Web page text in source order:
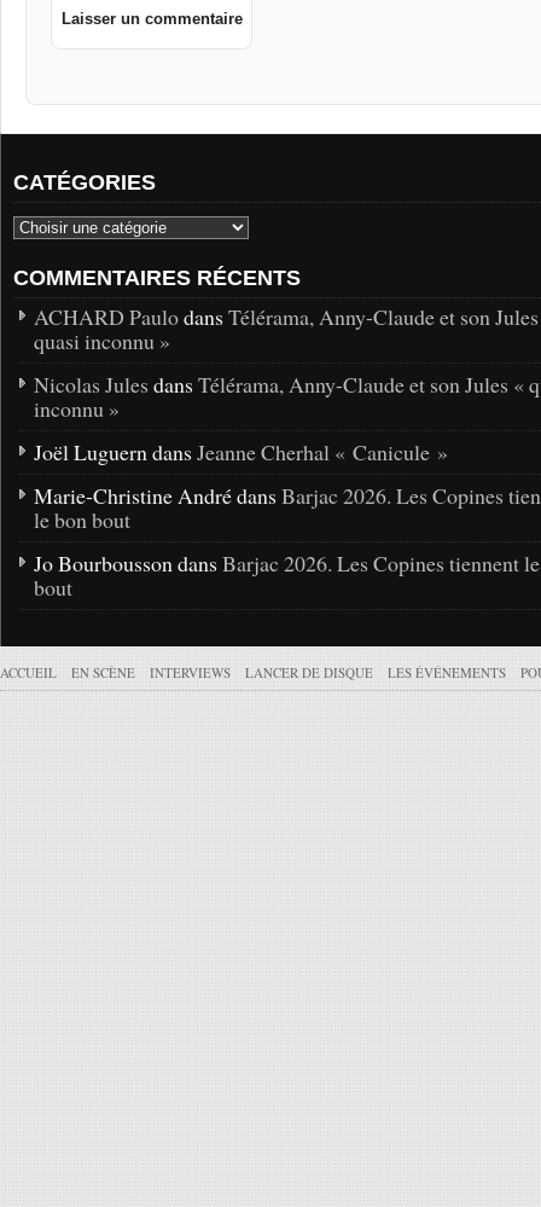
CATÉGORIES
COMMENTAIRES RÉCENTS
ACHARD Paulodans Télérama, Anny-Claude et son
quasi inconnu »
Nicolas Jules dans Télérama, Anny-Claude et son Jules «
inconnu »
Joël Luguern dans Jeanne Cherhal « Canicule »
Marie-Christine André dans Barjac 2026. Les Copines
le bon bout
Jo Bourbousson dans Barjac 2026. Les Copines tiennent
bout
ACCUEIL EN SCÈNE INTERVIEWS LANCER DE DISQUE LES ÉVÉNEMENTS